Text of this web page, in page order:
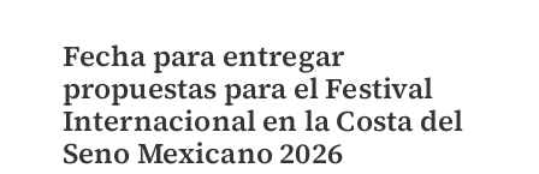
Fecha para entregar
propuestas para el Festival
Internacional en la Costa del
Seno Mexicano 2026